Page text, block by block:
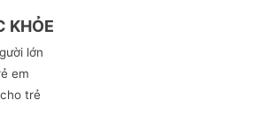
KHỎE
lớn
em
trẻ